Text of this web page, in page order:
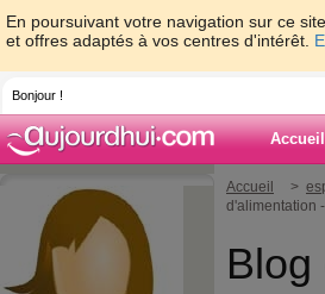
En poursuivant votre navigation sur ce
et offres adaptés à vos centres d'intérêt.
Bonjour !
Accueil
Accueil >
d'alimentation